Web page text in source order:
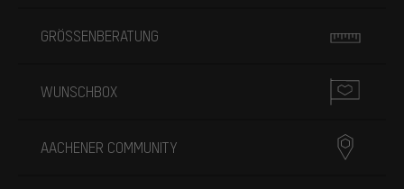
GRÖSSENBERATUNG
WUNSCHBOX
AACHENER COMMUNITY